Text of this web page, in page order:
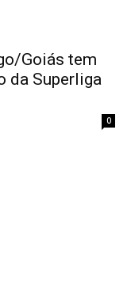
Goiás tem
da Superliga
0